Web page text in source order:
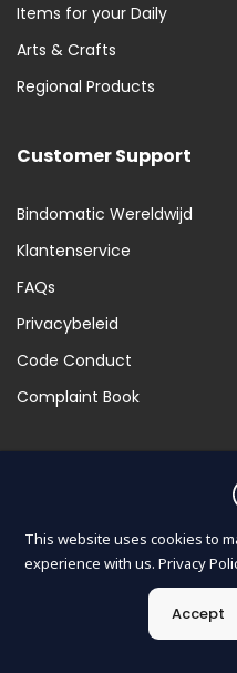
Items for your Daily
Arts & Crafts
Regional Products
Customer Support
Bindomatic Wereldwijd
Klantenservice
FAQs
Privacybeleid
Code Conduct
Complaint Book
Alle producten
Neem contact op met
This website uses cookies to
experience with us. Privacy
Accept